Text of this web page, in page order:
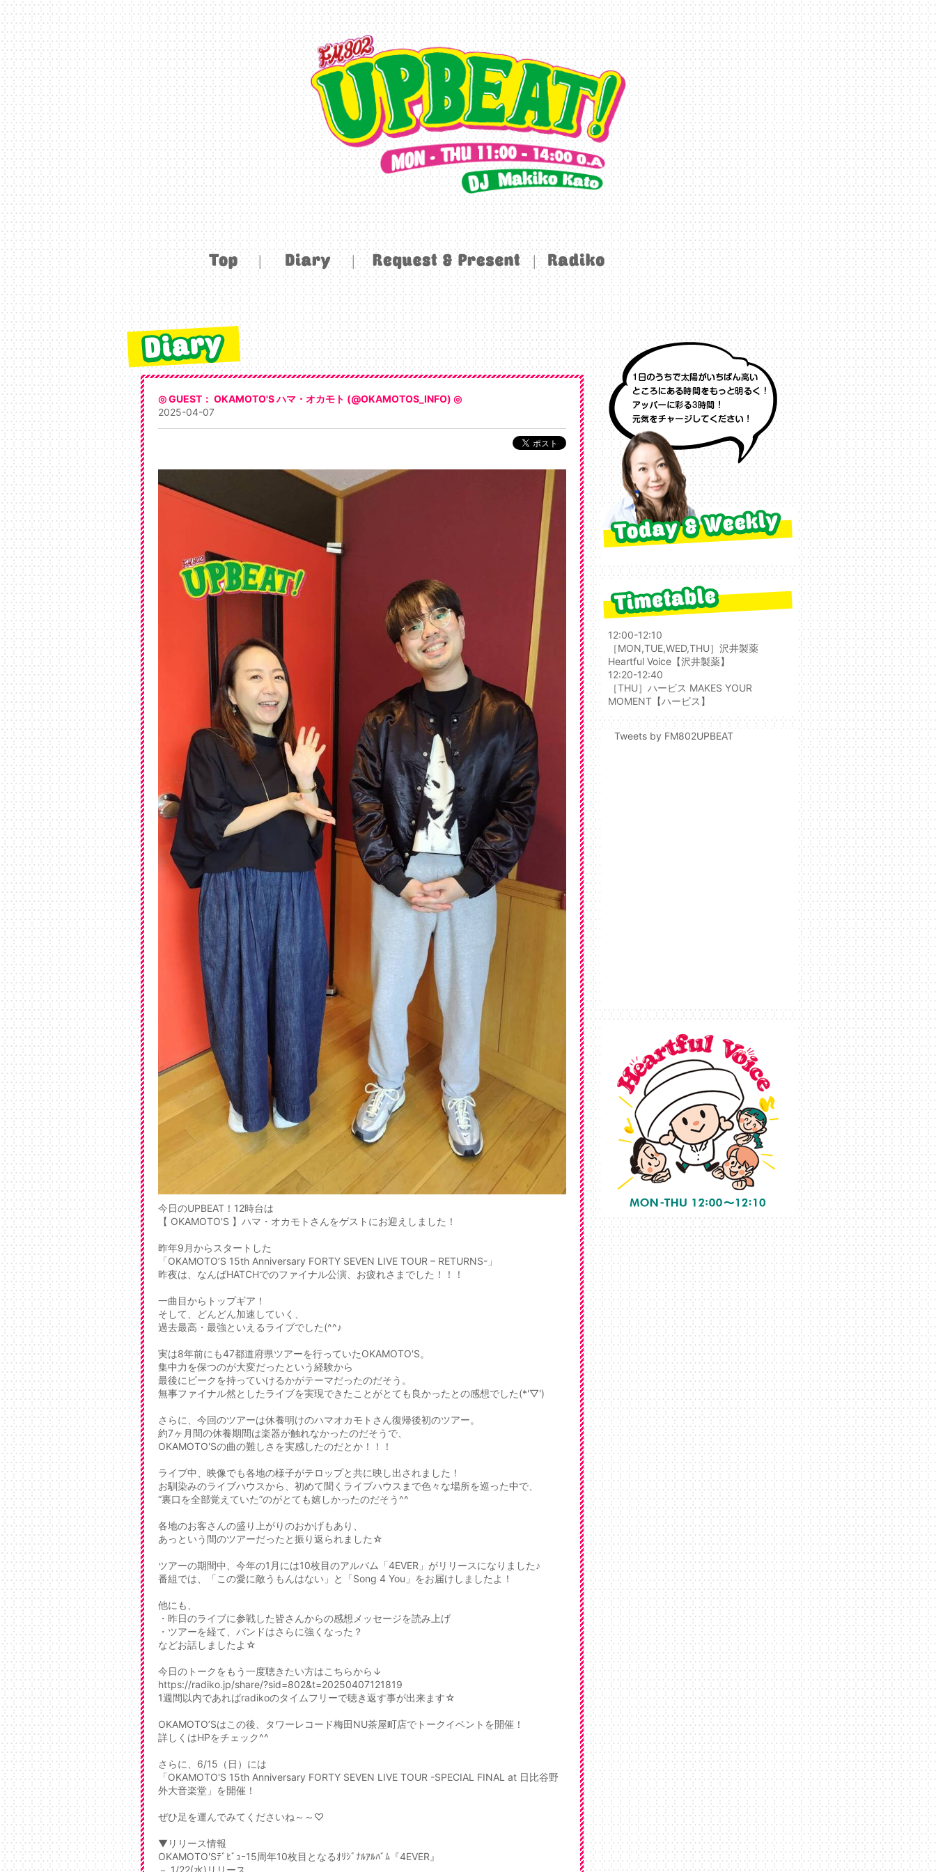
◎ GUEST： OKAMOTO'S ハマ・オカモト (@OKAMOTOS_INFO) ◎
2025-04-07
今日のUPBEAT！12時台は
【 OKAMOTO'S 】ハマ・オカモトさんをゲストにお迎えしました！
昨年9月からスタートした
「OKAMOTO’S 15th Anniversary FORTY SEVEN LIVE TOUR – RETURNS-」
昨夜は、なんばHATCHでのファイナル公演、お疲れさまでした！！！
一曲目からトップギア！
そして、どんどん加速していく、
過去最高・最強といえるライブでした(^^♪
実は8年前にも47都道府県ツアーを行っていたOKAMOTO'S。
集中力を保つのが大変だったという経験から
最後にピークを持っていけるかがテーマだったのだそう。
無事ファイナル然としたライブを実現できたことがとても良かったとの感想でした(*'▽')
さらに、今回のツアーは休養明けのハマオカモトさん復帰後初のツアー。
約7ヶ月間の休養期間は楽器が触れなかったのだそうで、
OKAMOTO'Sの曲の難しさを実感したのだとか！！！
ライブ中、映像でも各地の様子がテロップと共に映し出されました！
お馴染みのライブハウスから、初めて聞くライブハウスまで色々な場所を巡った中で、
“裏口を全部覚えていた”のがとても嬉しかったのだそう^^
各地のお客さんの盛り上がりのおかげもあり、
あっという間のツアーだったと振り返られました☆
ツアーの期間中、今年の1月には10枚目のアルバム「4EVER」がリリースになりました♪
番組では、「この愛に敵うもんはない」と「Song 4 You」をお届けしましたよ！
他にも、
・昨日のライブに参戦した皆さんからの感想メッセージを読み上げ
・ツアーを経て、バンドはさらに強くなった？
などお話しましたよ☆
今日のトークをもう一度聴きたい方はこちらから↓
https://radiko.jp/share/?sid=802&t=20250407121819
1週間以内であればradikoのタイムフリーで聴き返す事が出来ます☆
OKAMOTO’Sはこの後、タワーレコード梅田NU茶屋町店でトークイベントを開催！
詳しくはHPをチェック^^
さらに、6/15（日）には
「OKAMOTO'S 15th Anniversary FORTY SEVEN LIVE TOUR -SPECIAL FINAL at 日比谷野
外大音楽堂」を開催！
ぜひ足を運んでみてくださいね～～♡
▼リリース情報
OKAMOTO'Sﾃﾞﾋﾞｭｰ15周年10枚目となるｵﾘｼﾞﾅﾙｱﾙﾊﾞﾑ『4EVER』
12:00-12:10
［MON,TUE,WED,THU］ 沢井製薬
Heartful Voice 【沢井製薬】
12:20-12:40
［THU］ハービス MAKES YOUR
MOMENT 【ハービス】
Tweets by FM802UPBEAT